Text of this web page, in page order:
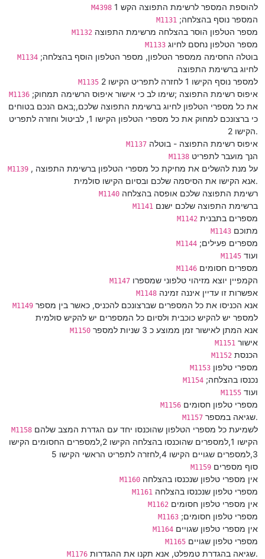
M4398 להוספת המספר לרשימת התפוצה הקש 1
M1131 ;המספר נוסף בהצלחה
M1132 מספר הטלפון הוסר בהצלחה מרשימת התפוצה
M1133 מספר הטלפון נחסם לחיוג
M1134 ;בוטלה החסימה ממספר הטלפון, מספר הטלפון הוסף בהצלחה
לחיוג ברשימת התפוצה
M1135 למספר נוסף הקישו 1 לחזרה לתפריט הקישו 2
M1136 ;איפוס רשימת התפוצה ;שימו לב כי אישור איפוס הרשימה תמחוק
את כל מספרי הטלפון לחיוג ברשימת התפוצה שלכם,;באם הנכם בטוחים
כי ברצונכם למחוק את כל מספרי הטלפון הקישו 1, לביטול וחזרה לתפריט
הקישו 2.
M1137 איפוס רשימת התפוצה - בוטלה
M1138 הנך מועבר לתפריט
M1139
אנא הקישו את הסיסמה שלכם ובסיום הקישו סולמית.
M1140 רשימת התפוצה שלכם אופסה בהצלחה
M1141 ברשימת התפוצה שלכם ישנם
M1142 מספרים בתבנית
M1143 מתוכם
M1144 ;מספרים פעילים
M1145 ועוד
M1146 מספרים חסומים
M1147 הקמפיין יוצא מזיהוי טלפוני שמספרו
M1148 אפשרות זו עדיין איננה זמינה
M1149
למספר יש להקיש כוכבית ולסיום כל המספרים יש להקיש סולמית
M1150 אנא המתן לאישור זמן ממוצע כ 3 שניות למספר
M1151 אישור
M1152 הכנסת
M1153 מספרי טלפון
M1154 ;נכנסו בהצלחה
M1155 ועוד
M1156 מספרי טלפון חסומים
M1157 שגיאה במספר.
M1158
הקישו 1,למספרים שהוכנסו בהצלחה הקישו 2,למספרים החסומים הקישו
3,למספרים שגויים הקישו 4,לחזרה לתפריט הראשי הקישו 5
M1159 סוף מספרים
M1160 אין מספרי טלפון שנכנסו בהצלחה
M1161 מספרי טלפון שנכנסו בהצלחה
M1162 אין מספרי טלפון חסומים
M1163 ;מספרי טלפון חסומים
M1164 אין מספרי טלפון שגויים
M1165 מספרי טלפון שגויים
M1176 שגיאה בהגדרת טמפלט, אנא תקנו את ההגדרות.